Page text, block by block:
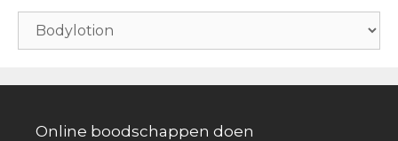
Online boodschappen doen